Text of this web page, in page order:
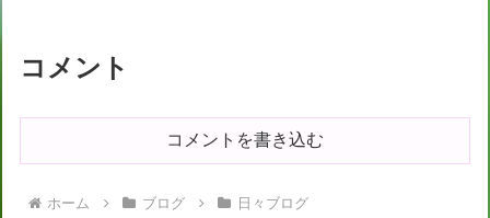
コメント
コメントを書き込む
ホーム ブログ 日々ブログ